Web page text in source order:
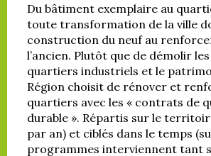
Du bâtiment exemplaire au
toute transformation de la ville
construction du neuf au
l’ancien. Plutôt que de démolir
quartiers industriels et le
Région choisit de rénover et
quartiers avec les « contrats de
durable ». Répartis sur le
par an) et ciblés dans le temps
programmes interviennent tant